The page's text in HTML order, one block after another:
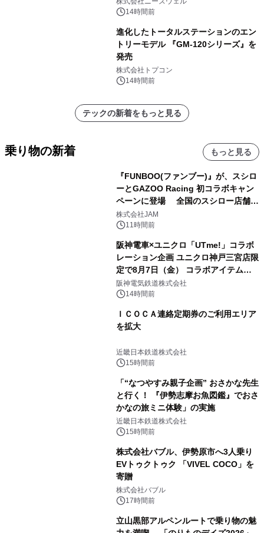
14時間前
進化したトータルステーションのエン
トリーモデル 『GM-120シリーズ』を
発売
株式会社トプコン
14時間前
テックの新着をもっと見る
乗り物の新着 もっと見る
『FUNBOO(ファンブー)』が、スシロ
ーとGAZOO Racing 初コラボキャン
ペーンに登場 全国のスシロー店舗で
GR 4車種の FUNBOO(ミニカー)付き
メニューが展開されます
株式会社JAM
11時間前
阪神電車×ユニクロ「UTme!」コラボ
レーション企画 ユニクロ神戸三宮店限
定で8月7日（金） コラボアイテムが
発売決定！
阪神電気鉄道株式会社
14時間前
ＩＣＯＣＡ連絡定期券のご利用エリア
を拡大
近畿日本鉄道株式会社
15時間前
「“なつやすみ親子企画” おさかな先生
と行く！ 『伊勢志摩お魚図鑑』でおさ
かなの旅ミニ体験」の実施
近畿日本鉄道株式会社
15時間前
株式会社バブル、伊勢原市へ3人乗り
EVトゥクトゥク 「VIVEL COCO」を
寄贈
株式会社バブル
17時間前
立山黒部アルペンルートで乗り物の魅